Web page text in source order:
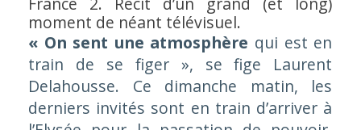
moment de néant télévisuel.
« On sent une atmosphère qui est en
train de se figer », se fige Laurent
Delahousse. Ce dimanche matin, les
derniers invités sont en train d’arriver à